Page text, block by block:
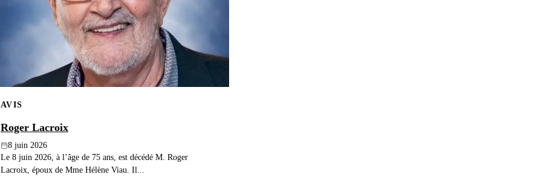
AVIS
Roger Lacroix
8 juin 2026
Le 8 juin 2026, à l’âge de 75 ans, est décédé M. Roger
Lacroix, époux de Mme Hélène Viau. Il...